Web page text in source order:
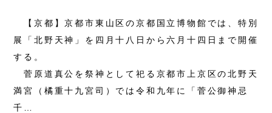
【京都】京都市東山区の京都国立博物館では、特別
展「北野天神」を四月十八日から六月十四日まで開催
する。
菅原道真公を祭神として祀る京都市上京区の北野天
満宮（橘重十九宮司）では令和九年に「菅公御神忌
千…